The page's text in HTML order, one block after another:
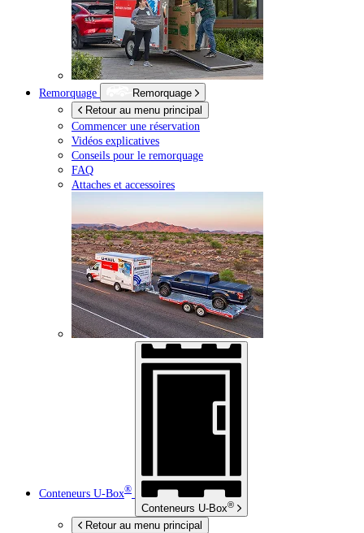
Remorquage
Remorquage
Retour au menu principal
Commencer une réservation
Vidéos explicatives
Conseils pour le remorquage
FAQ
Attaches et accessoires
Conteneurs U-Box®
Conteneurs U-Box®
Retour au menu principal